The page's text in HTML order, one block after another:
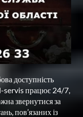
доступність
servis працює 24/7,
звернутися за
пов’язаних із